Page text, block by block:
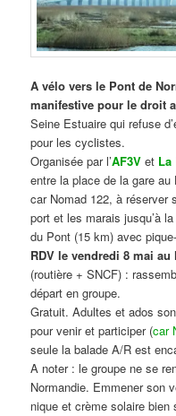
A vélo vers le Pont de
manifestive pour le droit
Seine Estuaire qui refuse
pour les cyclistes.
Organisée par l’AF3V et La
entre la place de la gare
car Nomad 122, à réserver
port et les marais jusqu’à
du Pont (15 km) avec
RDV le vendredi 8 mai au
(routière + SNCF) :
départ en groupe.
Gratuit. Adultes et ados
pour venir et participer (car
seule la balade A/R est
A noter : le groupe ne se
Normandie. Emmener son
nique et crème solaire bien